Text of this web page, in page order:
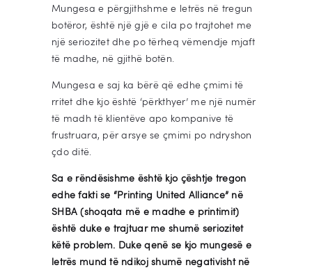
Mungesa e përgjithshme e letrës në tregun
botëror, është një gjë e cila po trajtohet me
një seriozitet dhe po tërheq vëmendje mjaft
të madhe, në gjithë botën.
Mungesa e saj ka bërë që edhe çmimi të
rritet dhe kjo është ‘përkthyer’ me një numër
të madh të klientëve apo kompanive të
frustruara, për arsye se çmimi po ndryshon
çdo ditë.
Sa e rëndësishme është kjo çështje tregon
edhe fakti se “Printing United Alliance” në
SHBA (shoqata më e madhe e printimit)
është duke e trajtuar me shumë seriozitet
këtë problem. Duke qenë se kjo mungesë e
letrës mund të ndikoj shumë negativisht në